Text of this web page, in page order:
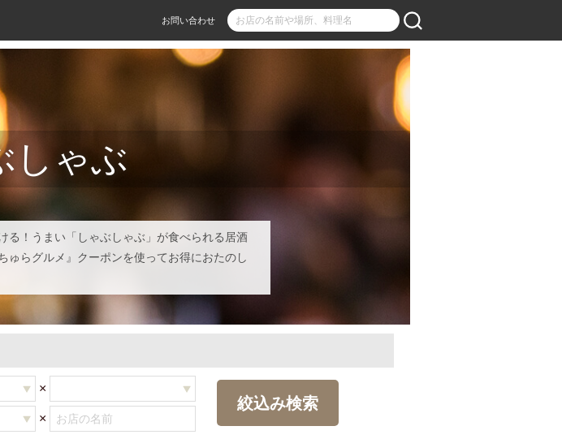
お問い合わせ
しゃぶ
る！うまい「しゃぶしゃぶ」が食べられる居酒
ゅらグルメ』クーポンを使ってお得におたのし
×
×
絞込み検索